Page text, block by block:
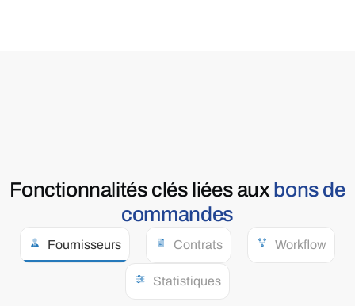
Fonctionnalités clés liées aux bons de
commandes
Fournisseurs Contrats Workflow
Statistiques